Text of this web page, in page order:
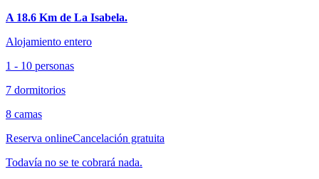
A 18.6 Km de La Isabela.
Alojamiento entero
1 - 10 personas
7 dormitorios
8 camas
Reserva onlineCancelación gratuita
Todavía no se te cobrará nada.